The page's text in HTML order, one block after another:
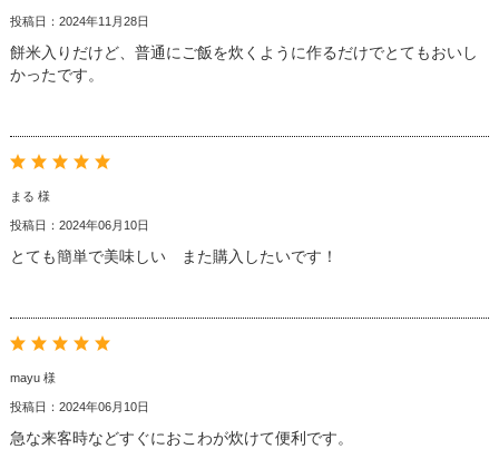
投稿日：2024年11月28日
餅米入りだけど、普通にご飯を炊くように作るだけでとてもおいし
かったです。
まる 様
投稿日：2024年06月10日
とても簡単で美味しい また購入したいです！
mayu 様
投稿日：2024年06月10日
急な来客時などすぐにおこわが炊けて便利です。